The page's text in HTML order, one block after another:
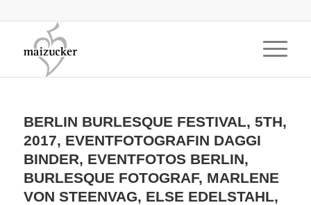
BERLIN BURLESQUE FESTIVAL, 5TH,
2017, EVENTFOTOGRAFIN DAGGI
BINDER, EVENTFOTOS BERLIN,
BURLESQUE FOTOGRAF, MARLENE
VON STEENVAG, ELSE EDELSTAHL,